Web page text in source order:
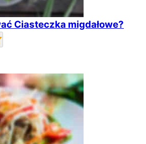
Ciasteczka migdałowe?